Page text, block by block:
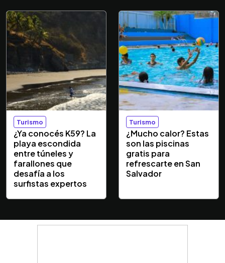
Turismo
¿Ya conocés K59? La
playa escondida
entre túneles y
farallones que
desafía a los
surfistas expertos
Turismo
¿Mucho calor? Estas
son las piscinas
gratis para
refrescarte en San
Salvador